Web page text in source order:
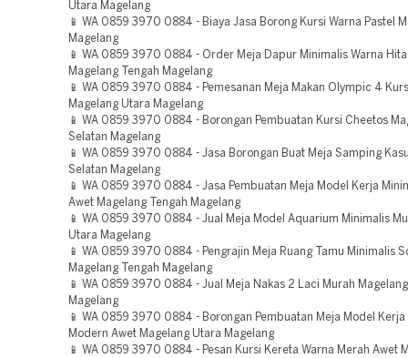
Utara Magelang
📱 WA 0859 3970 0884 - Biaya Jasa Borong Kursi Warna Pastel
Magelang
📱 WA 0859 3970 0884 - Order Meja Dapur Minimalis Warna
Magelang Tengah Magelang
📱 WA 0859 3970 0884 - Pemesanan Meja Makan Olympic 4
Magelang Utara Magelang
📱 WA 0859 3970 0884 - Borongan Pembuatan Kursi Cheetos
Selatan Magelang
📱 WA 0859 3970 0884 - Jasa Borongan Buat Meja Samping
Selatan Magelang
📱 WA 0859 3970 0884 - Jasa Pembuatan Meja Model Kerja
Awet Magelang Tengah Magelang
📱 WA 0859 3970 0884 - Jual Meja Model Aquarium Minimalis
Utara Magelang
📱 WA 0859 3970 0884 - Pengrajin Meja Ruang Tamu Minimalis
Magelang Tengah Magelang
📱 WA 0859 3970 0884 - Jual Meja Nakas 2 Laci Murah
Magelang
📱 WA 0859 3970 0884 - Borongan Pembuatan Meja Model Kerja
Modern Awet Magelang Utara Magelang
📱 WA 0859 3970 0884 - Pesan Kursi Kereta Warna Merah Awet